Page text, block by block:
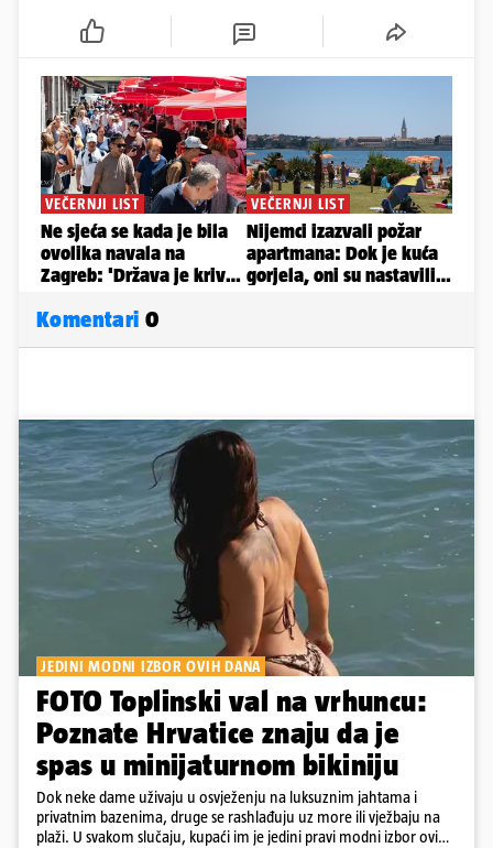
Komentari 0
JEDINI MODNI IZBOR OVIH DANA
FOTO Toplinski val na vrhuncu:
Poznate Hrvatice znaju da je
spas u minijaturnom bikiniju
Dok neke dame uživaju u osvježenju na luksuznim jahtama i
privatnim bazenima, druge se rashlađuju uz more ili vježbaju na
plaži. U svakom slučaju, kupaći im je jedini pravi modni izbor ovih